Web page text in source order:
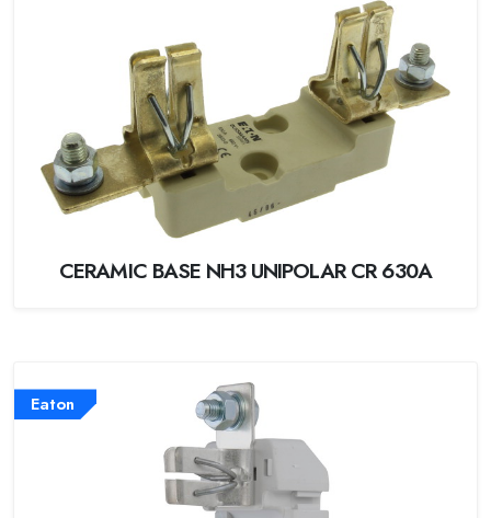
CERAMIC BASE NH3 UNIPOLAR CR 630A
Eaton